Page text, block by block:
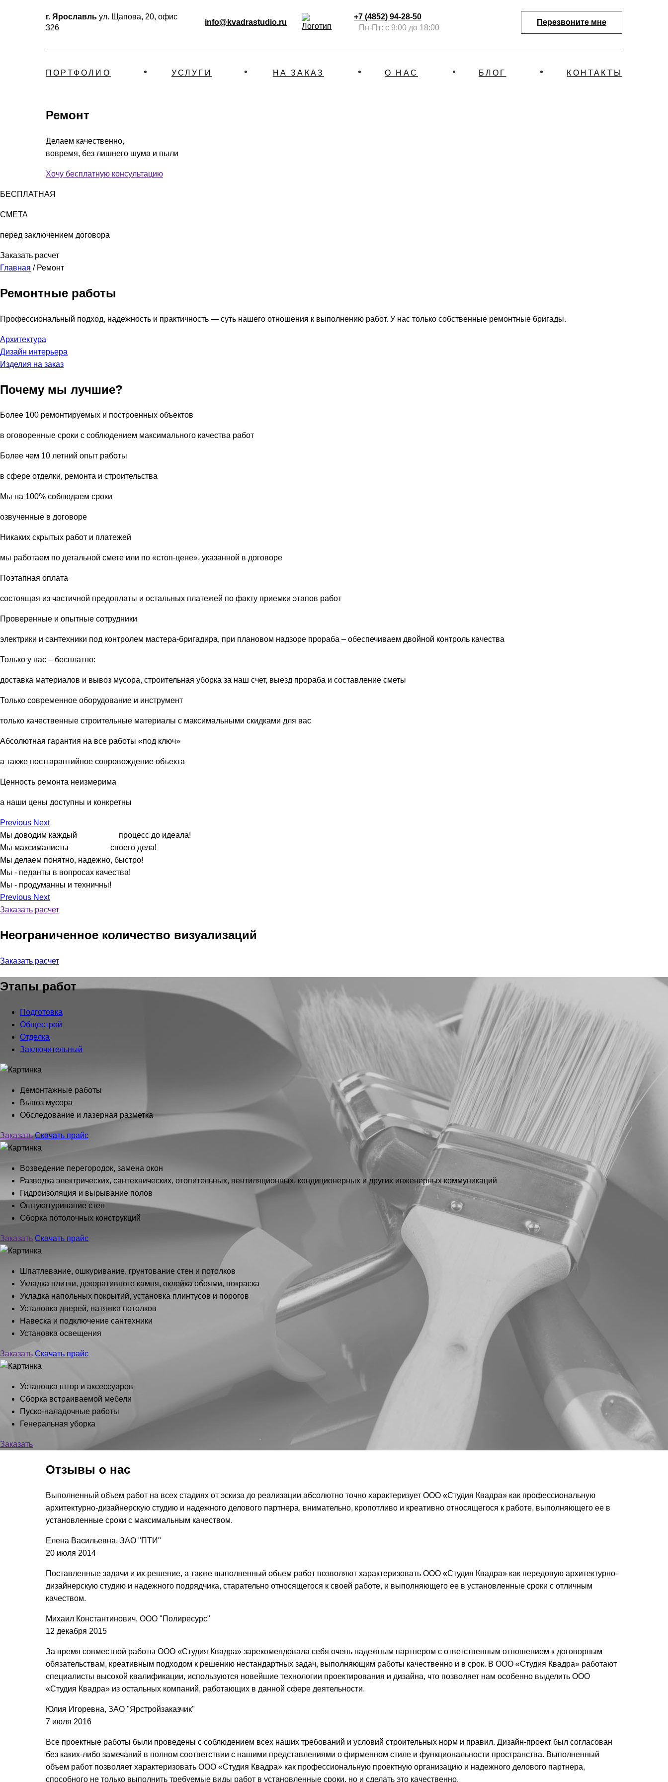
г. Ярославль ул. Щапова, 20, офис
326
info@kvadrastudio.ru
+7 (4852) 94-28-50
Пн-Пт: с 9:00 до 18:00
Перезвоните мне
ПОРТФОЛИО УСЛУГИ НА ЗАКАЗ О НАС БЛОГ КОНТАКТЫ
Ремонт
Делаем качественно,
вовремя, без лишнего шума и пыли
Хочу бесплатную консультацию
БЕСПЛАТНАЯ
СМЕТА
перед заключением договора
Заказать расчет
Главная / Ремонт
Ремонтные работы
Профессиональный подход, надежность и практичность — суть нашего отношения к выполнению работ. У нас только собственные ремонтные бригады.
Архитектура
Дизайн интерьера
Изделия на заказ
Почему мы лучшие?
Более 100 ремонтируемых и построенных объектов
в оговоренные сроки с соблюдением максимального качества работ
Более чем 10 летний опыт работы
в сфере отделки, ремонта и строительства
Мы на 100% соблюдаем сроки
озвученные в договоре
Никаких скрытых работ и платежей
мы работаем по детальной смете или по «стоп-цене», указанной в договоре
Поэтапная оплата
состоящая из частичной предоплаты и остальных платежей по факту приемки этапов работ
Проверенные и опытные сотрудники
электрики и сантехники под контролем мастера-бригадира, при плановом надзоре прораба – обеспечиваем двойной контроль качества
Только у нас – бесплатно:
доставка материалов и вывоз мусора, строительная уборка за наш счет, выезд прораба и составление сметы
Только современное оборудование и инструмент
только качественные строительные материалы с максимальными скидками для вас
Абсолютная гарантия на все работы «под ключ»
а также постгарантийное сопровождение объекта
Ценность ремонта неизмерима
а наши цены доступны и конкретны
Previous Next
Мы доводим каждый процесс до идеала!
Мы максималисты своего дела!
Мы делаем понятно, надежно, быстро!
Мы - педанты в вопросах качества!
Мы - продуманны и техничны!
Previous Next
Заказать расчет
Неограниченное количество визуализаций
Заказать расчет
Этапы работ
Подготовка
Общестрой
Отделка
Заключительный
Демонтажные работы
Вывоз мусора
Обследование и лазерная разметка
Заказать Скачать прайс
Возведение перегородок, замена окон
Разводка электрических, сантехнических, отопительных, вентиляционных, кондиционерных и других инженерных коммуникаций
Гидроизоляция и вырывание полов
Оштукатуривание стен
Сборка потолочных конструкций
Заказать Скачать прайс
Шпатлевание, ошкуривание, грунтование стен и потолков
Укладка плитки, декоративного камня, оклейка обоями, покраска
Укладка напольных покрытий, установка плинтусов и порогов
Установка дверей, натяжка потолков
Навеска и подключение сантехники
Установка освещения
Заказать Скачать прайс
Установка штор и аксессуаров
Сборка встраиваемой мебели
Пуско-наладочные работы
Генеральная уборка
Заказать
Отзывы о нас
Выполненный объем работ на всех стадиях от эскиза до реализации абсолютно точно характеризует ООО «Студия Квадра» как профессиональную
архитектурно-дизайнерскую студию и надежного делового партнера, внимательно, кропотливо и креативно относящегося к работе, выполняющего ее в
установленные сроки с максимальным качеством.
Елена Васильевна, ЗАО "ПТИ"
20 июля 2014
Поставленные задачи и их решение, а также выполненный объем работ позволяют характеризовать ООО «Студия Квадра» как передовую архитектурно-
дизайнерскую студию и надежного подрядчика, старательно относящегося к своей работе, и выполняющего ее в установленные сроки с отличным
качеством.
Михаил Константинович, ООО "Полиресурс"
12 декабря 2015
За время совместной работы ООО «Студия Квадра» зарекомендовала себя очень надежным партнером с ответственным отношением к договорным
обязательствам, креативным подходом к решению нестандартных задач, выполняющим работы качественно и в срок. В ООО «Студия Квадра» работают
специалисты высокой квалификации, используются новейшие технологии проектирования и дизайна, что позволяет нам особенно выделить ООО
«Студия Квадра» из остальных компаний, работающих в данной сфере деятельности.
Юлия Игоревна, ЗАО "Ярстройзаказчик"
7 июля 2016
Все проектные работы были проведены с соблюдением всех наших требований и условий строительных норм и правил. Дизайн-проект был согласован
без каких-либо замечаний в полном соответствии с нашими представлениями о фирменном стиле и функциональности пространства. Выполненный
объем работ позволяет характеризовать ООО «Студия Квадра» как профессиональную проектную организацию и надежного делового партнера,
способного не только выполнить требуемые виды работ в установленные сроки, но и сделать это качественно.